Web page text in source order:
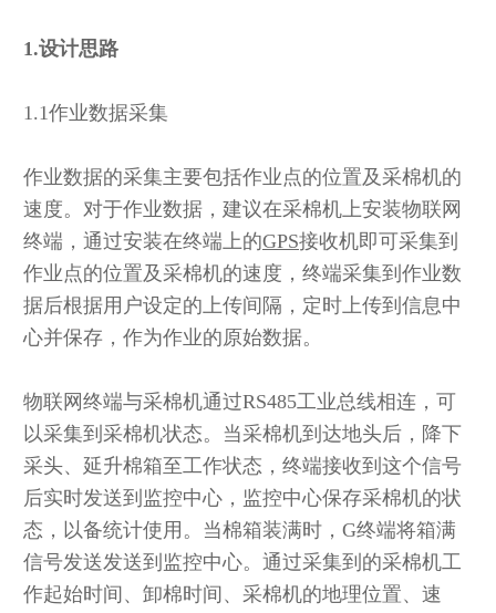
1.设计思路
1.1作业数据采集
作业数据的采集主要包括作业点的位置及采棉机的
速度。对于作业数据，建议在采棉机上安装物联网
终端，通过安装在终端上的GPS接收机即可采集到
作业点的位置及采棉机的速度，终端采集到作业数
据后根据用户设定的上传间隔，定时上传到信息中
心并保存，作为作业的原始数据。
物联网终端与采棉机通过RS485工业总线相连，可
以采集到采棉机状态。当采棉机到达地头后，降下
采头、延升棉箱至工作状态，终端接收到这个信号
后实时发送到监控中心，监控中心保存采棉机的状
态，以备统计使用。当棉箱装满时，G终端将箱满
信号发送发送到监控中心。通过采集到的采棉机工
作起始时间、卸棉时间、采棉机的地理位置、速